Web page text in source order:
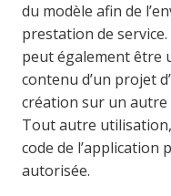
du modèle afin de
prestation de service.
peut également être
contenu d’un projet
création sur un
Tout autre
code de l’application
autorisée.